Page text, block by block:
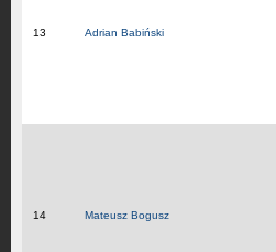
13 Adrian Babiński
14 Mateusz Bogusz